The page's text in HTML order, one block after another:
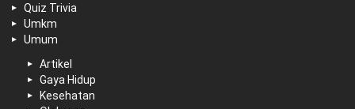
Quiz Trivia
Umkm
Umum
Artikel
Gaya Hidup
Kesehatan